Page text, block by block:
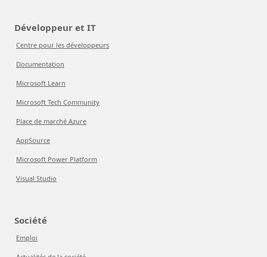
Développeur et IT
Centre pour les développeurs
Documentation
Microsoft Learn
Microsoft Tech Community
Place de marché Azure
AppSource
Microsoft Power Platform
Visual Studio
Société
Emploi